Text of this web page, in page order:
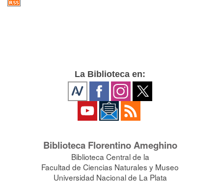
La Biblioteca en:
Biblioteca Florentino Ameghino
Biblioteca Central de la
Facultad de Ciencias Naturales y Museo
Universidad Nacional de La Plata